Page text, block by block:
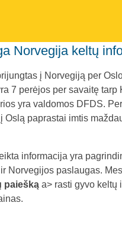
Norvegija keltų
į Norvegiją per
7 perėjos per savaitę tarp
yra valdomos DFDS.
Oslą paprastai imtis
informacija yra
Norvegijos paslaugas.
paiešką a> rasti gyvo keltų